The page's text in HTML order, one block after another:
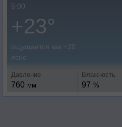
5:00
+23°
ощущается как +20
ясно
Давление
760 мм
Влажность
97 %